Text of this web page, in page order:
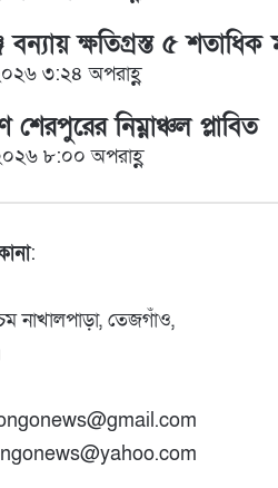
বন্যায় ক্ষতিগ্রস্ত ৫
৩:২৪ অপরাহ্ণ
শেরপুরের নিম্নাঞ্চল প্লাবিত
৮:০০ অপরাহ্ণ
:
নাখালপাড়া, তেজগাঁও,